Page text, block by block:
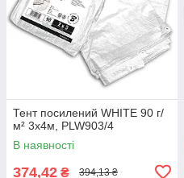
Тент посилений WHITE 90 г/
м² 3х4м, PLW903/4
В наявності
374,42 ₴ 394,13 ₴